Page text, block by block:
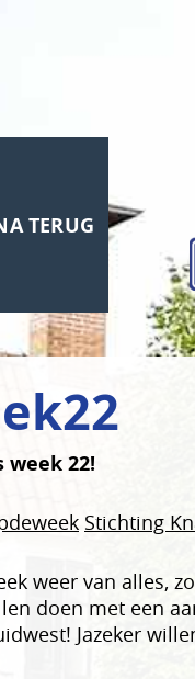
TERUG
week 22!
Stichting
weer van alles,
doen met een
Jazeker